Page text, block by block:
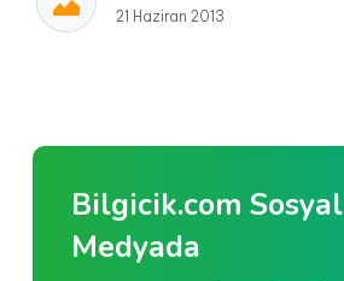
21 Haziran 2013
Bilgicik.com Sosyal
Medyada